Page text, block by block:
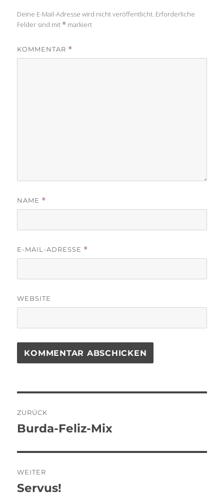
Deine E-Mail-Adresse wird nicht veröffentlicht. Erforderliche
Felder sind mit * markiert
KOMMENTAR *
NAME *
E-MAIL-ADRESSE *
WEBSITE
ZURÜCK
Vorheriger
Burda-Feliz-Mix
WEITER
Nächster
Servus!